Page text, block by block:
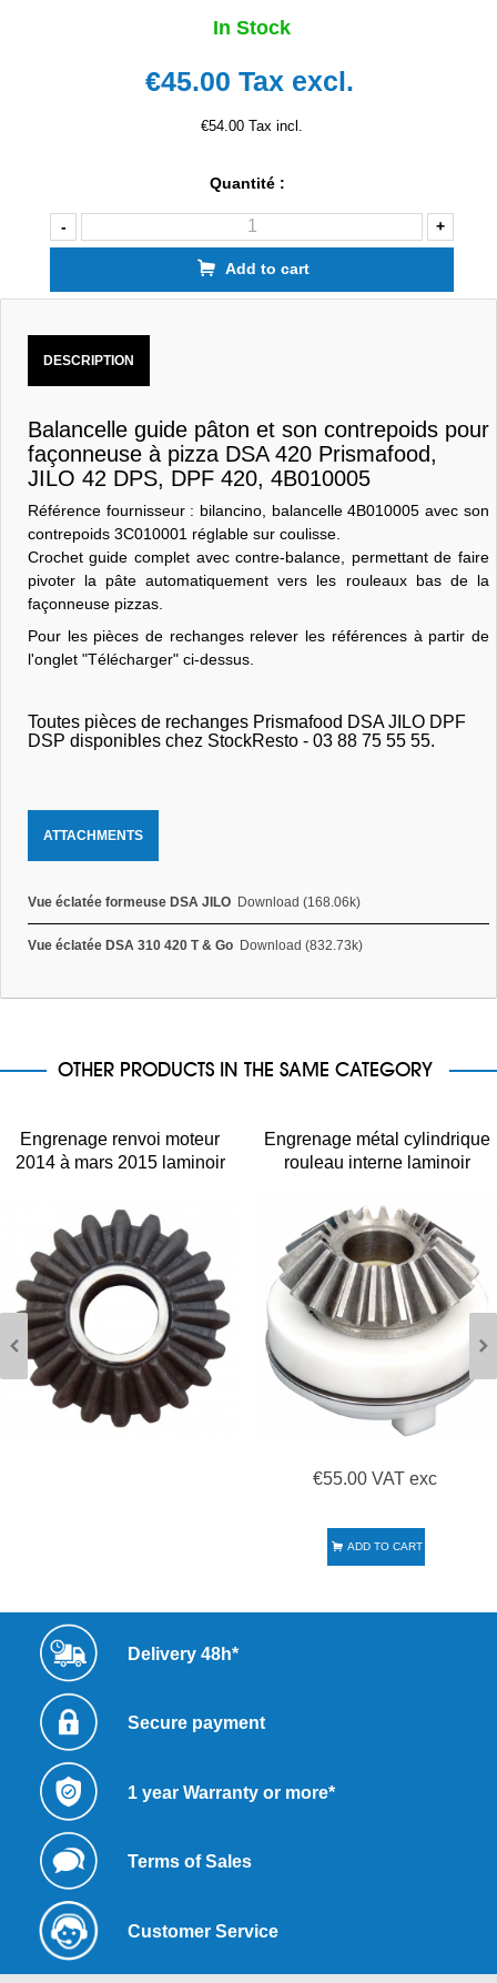
In Stock
€45.00Tax excl.
€54.00 Tax incl.
Quantité :
- +
Add to cart
DESCRIPTION
Balancelle guide pâton et son contrepoids pour
façonneuse à pizza DSA 420 Prismafood,
JILO 42 DPS, DPF 420, 4B010005
Référence fournisseur : bilancino, balancelle 4B010005 avec son
contrepoids 3C010001 réglable sur coulisse.
Crochet guide complet avec contre-balance, permettant de faire
pivoter la pâte automatiquement vers les rouleaux bas de la
façonneuse pizzas.
Pour les pièces de rechanges relever les références à partir de
l'onglet "Télécharger" ci-dessus.
Toutes pièces de rechanges Prismafood DSA JILO DPF
DSP disponibles chez StockResto - 03 88 75 55 55.
ATTACHMENTS
Vue éclatée formeuse DSA JILO Download (168.06k)
Vue éclatée DSA 310 420 T & Go Download (832.73k)
OTHER PRODUCTS IN THE SAME CATEGORY
Engrenage renvoi moteur
2014 à mars 2015 laminoir
Engrenage métal cylindrique
rouleau interne laminoir
2016
€55.00 VAT exc
ADD TO CART
Delivery 48h*
Secure payment
1 year Warranty or more*
Terms of Sales
Customer Service